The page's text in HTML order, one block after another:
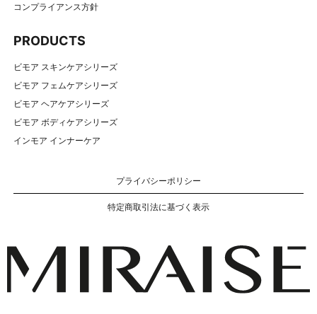
コンプライアンス方針
PRODUCTS
ビモア スキンケアシリーズ
ビモア フェムケアシリーズ
ビモア ヘアケアシリーズ
ビモア ボディケアシリーズ
インモア インナーケア
プライバシーポリシー
特定商取引法に基づく表示